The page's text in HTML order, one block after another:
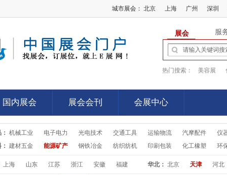
城市展会： 北京 上海 广州 深圳
展会 服
热门搜索： 美容展
国内展会
国内展会
展会会刊
展会会刊
会展中心
会展中心
机械工业 电子电力 光电技术 交通工具 运输物流 汽摩配件 仪
建材五金 能源矿产 钢铁冶金 纺织纺机 印刷包装 化工橡塑 环
上海 山东 江苏 浙江 安徽 福建 华北： 北京 天津 河北